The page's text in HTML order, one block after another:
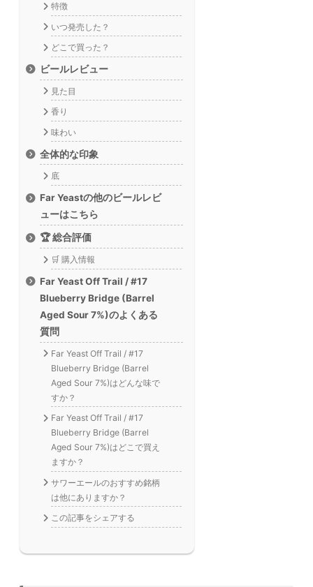
特徴
いつ発売した？
どこで買った？
ビールレビュー
見た目
香り
味わい
全体的な印象
底
Far Yeastの他のビールレビ
ューはこちら
🏆 総合評価
🛒 購入情報
Far Yeast Off Trail / #17
Blueberry Bridge (Barrel
Aged Sour 7%)のよくある
質問
Far Yeast Off Trail / #17
Blueberry Bridge (Barrel
Aged Sour 7%)はどんな味で
すか？
Far Yeast Off Trail / #17
Blueberry Bridge (Barrel
Aged Sour 7%)はどこで買え
ますか？
サワーエールのおすすめ銘柄
は他にありますか？
この記事をシェアする